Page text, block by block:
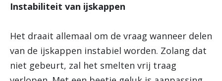
Instabiliteit van ijskappen
Het draait allemaal om de vraag wanneer delen
van de ijskappen instabiel worden. Zolang dat
niet gebeurt, zal het smelten vrij traag